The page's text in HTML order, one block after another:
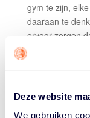
Deze website
We gebruiken
gym te zijn,
daaraan te
ervoor zorgen
bent.